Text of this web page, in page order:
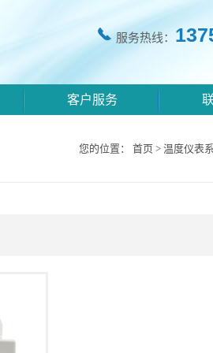
服务热线：
客户服务
您的位置： 首页 > 温度仪表